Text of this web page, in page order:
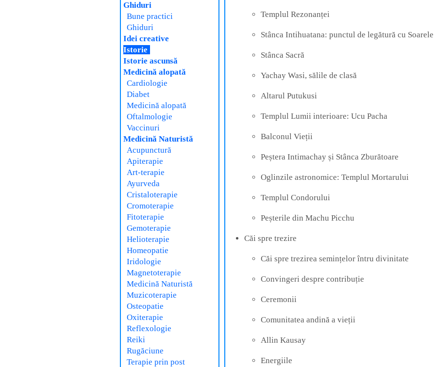
Templul Rezonanței
Stânca Intihuatana: punctul de legătură cu Soarele
Stânca Sacră
Yachay Wasi, sălile de clasă
Altarul Putukusi
Templul Lumii interioare: Ucu Pacha
Balconul Vieții
Peștera Intimachay și Stânca Zburătoare
Oglinzile astronomice: Templul Mortarului
Templul Condorului
Peșterile din Machu Picchu
Căi spre trezire
Căi spre trezirea semințelor întru divinitate
Convingeri despre contribuție
Ceremonii
Comunitatea andină a vieții
Allin Kausay
Energiile
Ghiduri
Bune practici
Ghiduri
Idei creative
Istorie
Istorie ascunsă
Medicină alopată
Cardiologie
Diabet
Medicină alopată
Oftalmologie
Vaccinuri
Medicină Naturistă
Acupunctură
Apiterapie
Art-terapie
Ayurveda
Cristaloterapie
Cromoterapie
Fitoterapie
Gemoterapie
Helioterapie
Homeopatie
Iridologie
Magnetoterapie
Medicină Naturistă
Muzicoterapie
Osteopatie
Oxiterapie
Reflexologie
Reiki
Rugăciune
Terapie prin post